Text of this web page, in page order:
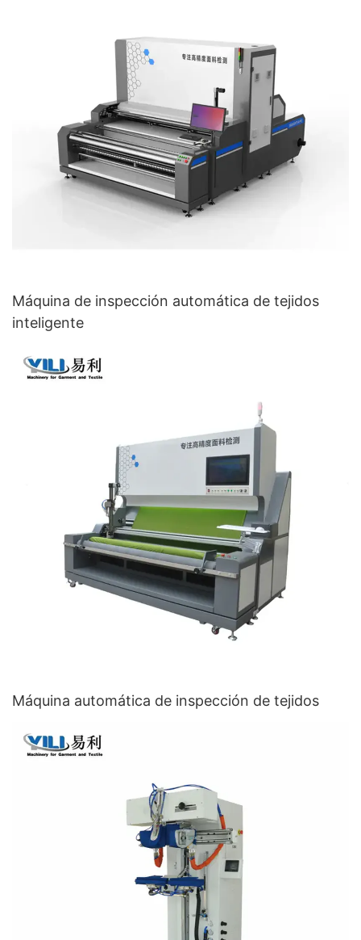
Máquina de inspección automática de tejidos
inteligente
Máquina automática de inspección de tejidos